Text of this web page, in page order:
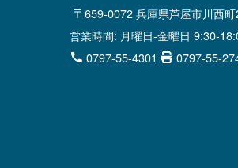
659-0072 兵庫県芦屋市川西
営業時間: 月曜日-金曜日 9:30-
0797-55-4301
0797-55-